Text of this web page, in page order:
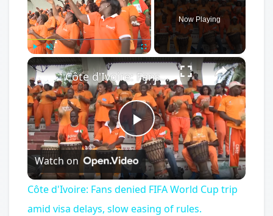
Now Playing
×
Play
Video
Côte d'Ivoire: Fans denied FIFA World Cup trip amid visa delays, slow easing of rules.
Watch on
Côte d'Ivoire: Fans denied FIFA World Cup trip
amid visa delays, slow easing of rules.